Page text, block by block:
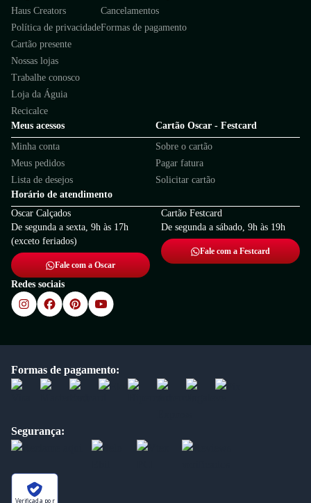
Haus Creators
Política de privacidade
Cartão presente
Nossas lojas
Trabalhe conosco
Loja da Águia
Recicalce
Cancelamentos
Formas de pagamento
Meus acessos
Minha conta
Meus pedidos
Lista de desejos
Cartão Oscar - Festcard
Sobre o cartão
Pagar fatura
Solicitar cartão
Horário de atendimento
Oscar Calçados
De segunda a sexta, 9h às 17h
(exceto feriados)
Fale com a Oscar
Cartão Festcard
De segunda a sábado, 9h às 19h
Fale com a Festcard
Redes sociais
Formas de pagamento:
Segurança:
Verificada por